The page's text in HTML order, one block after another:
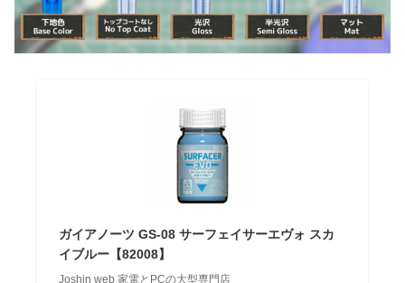
ガイアノーツ GS-08 サーフェイサーエヴォ スカ
イブルー【82008】
Joshin web 家電とPCの大型専門店